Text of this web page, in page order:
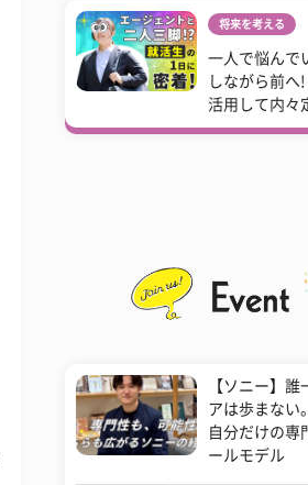
将来を考える
一人で悩んで
しながら前へ
活用して内々
【ソニー】誰
アは歩まない
自分だけの専
ールモデル